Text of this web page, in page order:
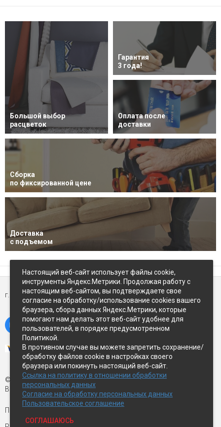
Большой выбор
расцветок
Гарантия
3 года!
Оплата после
доставки
Сборка
по фиксированной цене
Доставка
с подъемом
г. Петропавловск-Камчатский,ул Восточное-шоссе, д.5
© Экспострой, 2026 г.
Все права защищены
Письмо директору:
Настоящий веб-сайт использует файлы cookie,
инструменты Яндекс.Метрики. Продолжая работу с
настоящим веб-сайтом, вы подтверждаете свое
согласие на обработку/использование cookies вашего
браузера, сбора данных Яндекс.Метрики, которые
помогают нам делать этот веб-сайт удобнее для
пользователей, в порядке предусмотренном
Политикой.
В противном случае вы можете запретить сохранение/
обработку файлов cookie в настройках своего
браузера или покинуть настоящий веб-сайт.
Ссылка на политику в отношении обработки
персональных данных
Согласие на обработку персональных данных
Пользовательское соглашение
СОГЛАШАЮСЬ